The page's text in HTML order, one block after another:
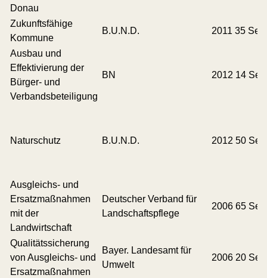
Donau
Zukunftsfähige
Kommune
B.U.N.D. 2011 35
Ausbau und
Effektivierung der
Bürger- und
Verbandsbeteiligung
BN 2012 14
Naturschutz B.U.N.D. 2012 50
Ausgleichs- und
Ersatzmaßnahmen
mit der
Landwirtschaft
Deutscher Verband für
Landschaftspflege
2006 65
Qualitätssicherung
von Ausgleichs- und
Ersatzmaßnahmen
Bayer. Landesamt für
Umwelt
2006 20